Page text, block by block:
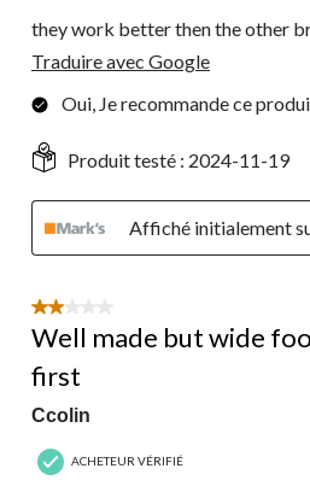
they work better then the other
Traduire avec Google
Oui, Je recommande ce
Produit testé : 2024-11-19
Affiché initialement
2 étoile(s) sur 5.
Well made but wide
first
Ccolin
ACHETEUR VÉRIFIÉ